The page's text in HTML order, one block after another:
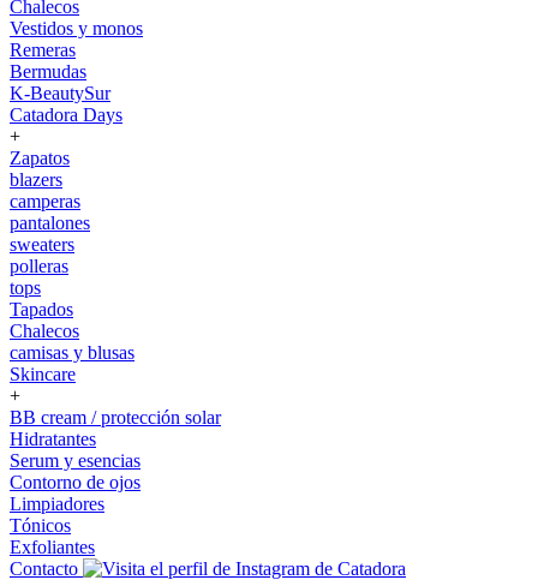
Chalecos
Vestidos y monos
Remeras
Bermudas
K-BeautySur
Catadora Days
+
Zapatos
blazers
camperas
pantalones
sweaters
polleras
tops
Tapados
Chalecos
camisas y blusas
Skincare
+
BB cream / protección solar
Hidratantes
Serum y esencias
Contorno de ojos
Limpiadores
Tónicos
Exfoliantes
Contacto